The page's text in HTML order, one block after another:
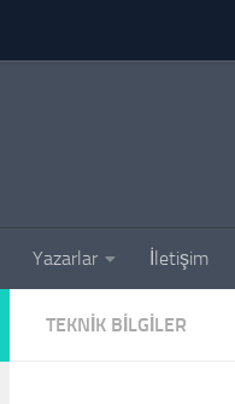
Yazarlar İletişim
TEKNIK BILGILER